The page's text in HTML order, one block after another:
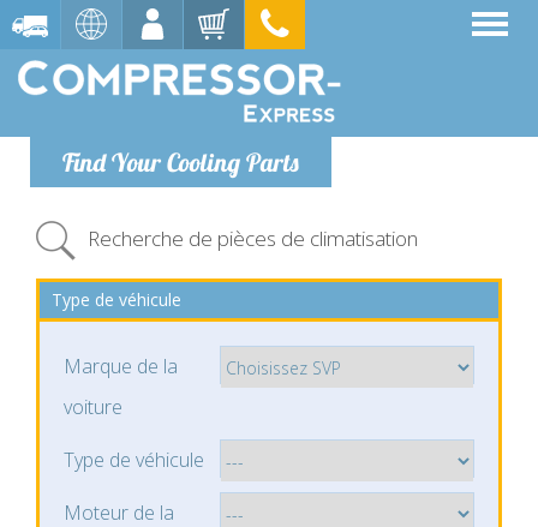
Find Your Cooling Parts
Recherche de pièces de climatisation
Type de véhicule
Marque de la
voiture
Type de véhicule
Moteur de la